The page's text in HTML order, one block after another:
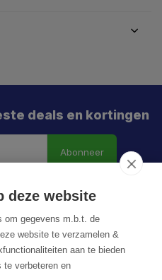
deals en kortingen
Abonneer
deze website
om gegevens m.b.t. de
website te verzamelen &
aan te bieden
te verbeteren en